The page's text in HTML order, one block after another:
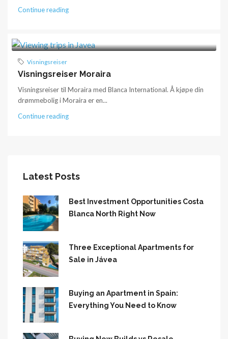
Continue reading
Visningsreiser
Visningsreiser Moraira
Visningsreiser til Moraira med Blanca International. Å kjøpe din
drømmebolig i Moraira er en...
Continue reading
Latest Posts
Best Investment Opportunities Costa
Blanca North Right Now
Three Exceptional Apartments for
Sale in Jávea
Buying an Apartment in Spain:
Everything You Need to Know